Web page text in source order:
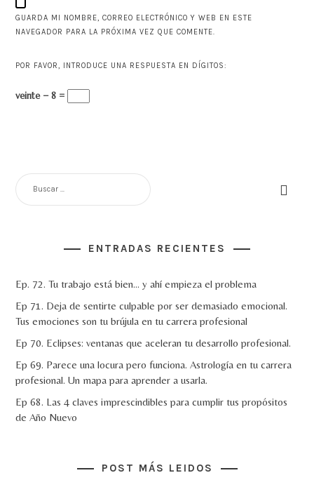
GUARDA MI NOMBRE, CORREO ELECTRÓNICO Y WEB EN ESTE
NAVEGADOR PARA LA PRÓXIMA VEZ QUE COMENTE.
POR FAVOR, INTRODUCE UNA RESPUESTA EN DÍGITOS:
veinte − 8 =
ENTRADAS RECIENTES
Ep. 72. Tu trabajo está bien… y ahí empieza el problema
Ep 71. Deja de sentirte culpable por ser demasiado emocional.
Tus emociones son tu brújula en tu carrera profesional
Ep 70. Eclipses: ventanas que aceleran tu desarrollo profesional.
Ep 69. Parece una locura pero funciona. Astrología en tu carrera
profesional. Un mapa para aprender a usarla.
Ep 68. Las 4 claves imprescindibles para cumplir tus propósitos
de Año Nuevo
POST MÁS LEIDOS